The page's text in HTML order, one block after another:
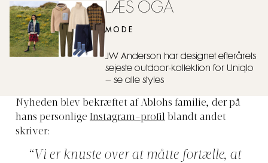
LÆS OGÅ
MODE
JW Anderson har designet efterårets
sejeste outdoor-kollektion for Uniqlo
– se alle styles
Nyheden blev bekræftet af Ablohs familie, der på
hans personlige Instagram-profil blandt andet
skriver:
“Vi er knuste over at måtte fortælle, at